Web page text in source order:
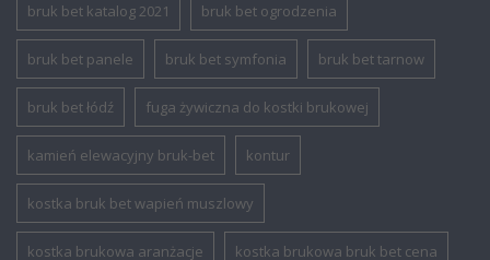
bruk bet katalog 2021 bruk bet ogrodzenia
bruk bet panele bruk bet symfonia bruk bet tarnow
bruk bet łódź fuga żywiczna do kostki brukowej
kamień elewacyjny bruk-bet kontur
kostka bruk bet wapień muszlowy
kostka brukowa aranżacje kostka brukowa bruk bet cena